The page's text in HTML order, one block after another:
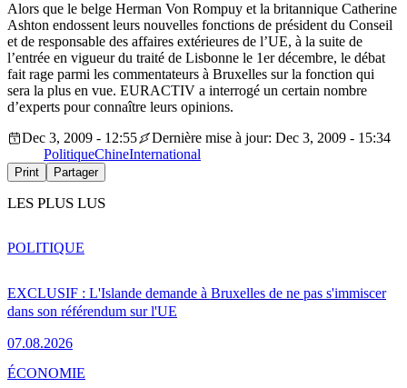
Alors que le belge Herman Von Rompuy et la britannique Catherine
Ashton endossent leurs nouvelles fonctions de président du Conseil
et de responsable des affaires extérieures de l’UE, à la suite de
l’entrée en vigueur du traité de Lisbonne le 1er décembre, le débat
fait rage parmi les commentateurs à Bruxelles sur la fonction qui
sera la plus en vue. EURACTIV a interrogé un certain nombre
d’experts pour connaître leurs opinions.
Dec 3, 2009 - 12:55
Dernière mise à jour: Dec 3, 2009 - 15:34
PolitiqueChineInternational
Print Partager
LES PLUS LUS
EXCLUSIF : L'Islande demande à Bruxelles de ne pas s'immiscer
dans son référendum sur l'UE
07.08.2026
POLITIQUE
ÉCONOMIE